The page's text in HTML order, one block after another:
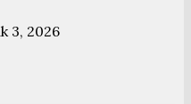
3, 2026